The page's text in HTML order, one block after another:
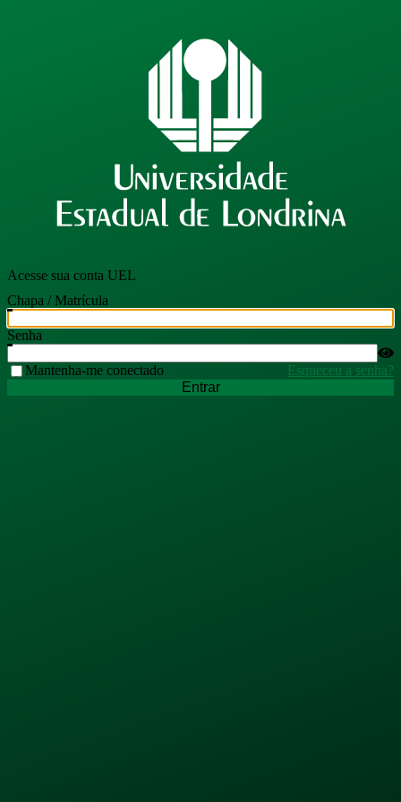
Acesse sua conta UEL
Chapa / Matrícula
Senha
Mantenha-me conectado
Esqueceu a senha?
Entrar